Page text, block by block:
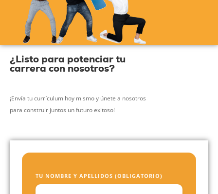
¿Listo para potenciar tu
carrera con nosotros?
¡Envía tu currículum hoy mismo y únete a nosotros
para construir juntos un futuro exitoso!
TU NOMBRE Y APELLIDOS (OBLIGATORIO)